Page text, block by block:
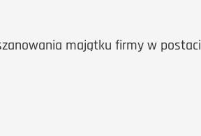
majątku firmy w postaci